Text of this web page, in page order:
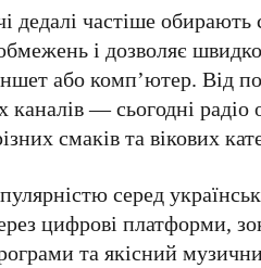
дедалі частіше
і дозволяє
або комп’ютер. Від
каналів — сьогодні
смаків та вікових
серед
цифрові платформи,
та якісний